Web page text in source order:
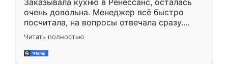
Заказывала кухню в Ренессанс, осталась
очень довольна. Менеджер всё быстро
посчитала, на вопросы отвечала сразу.
Замерщик приехал в субботу, подошёл к
делу со всей ответственностью. Собрали
за день, ребята работали аккуратно, даже
Читать полностью